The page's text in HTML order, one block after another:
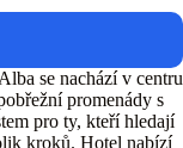
se nachází v centru
promenády s
pro ty, kteří hledají
kroků. Hotel nabízí